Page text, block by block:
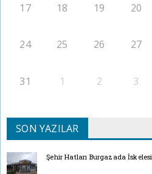
17 18 19 20
24 25 26 27
31 1 2 3
SON YAZILAR
Şehir Hatları Burgazada İskelesi